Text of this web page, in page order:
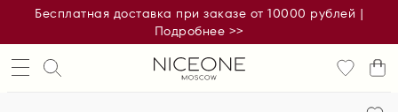
Бесплатная доставка при заказе от 10000 рублей |
Подробнее >>